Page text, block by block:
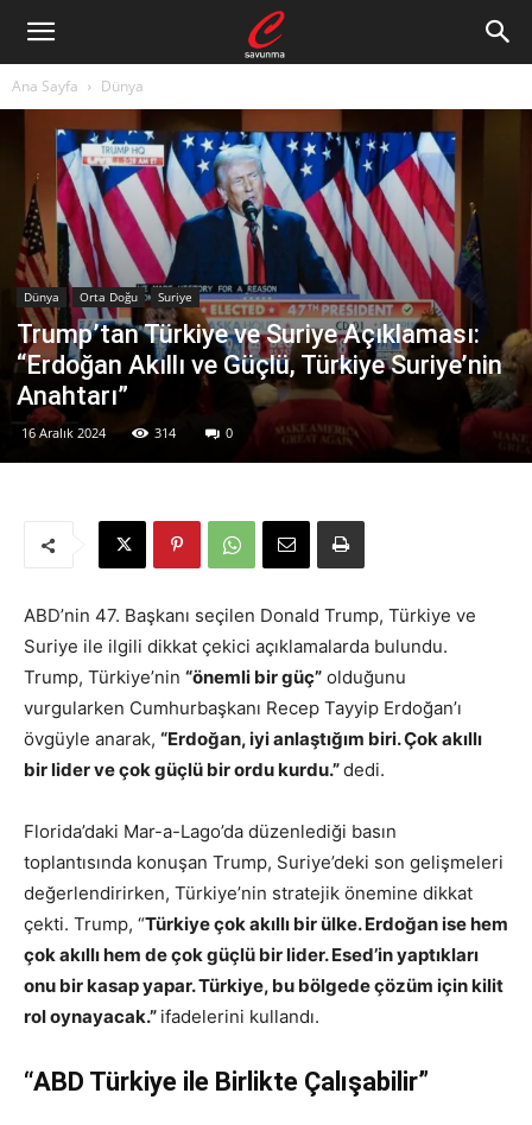
Ana Sayfa Dünya
Dünya Orta Doğu Suriye
Trump’tan Türkiye ve Suriye Açıklaması:
“Erdoğan Akıllı ve Güçlü, Türkiye Suriye’nin
Anahtarı”
16 Aralık 2024 314 0
ABD’nin 47. Başkanı seçilen Donald Trump, Türkiye ve
Suriye ile ilgili dikkat çekici açıklamalarda bulundu.
Trump, Türkiye’nin “önemli bir güç” olduğunu
vurgularken Cumhurbaşkanı Recep Tayyip Erdoğan’ı
övgüyle anarak, “Erdoğan, iyi anlaştığım biri. Çok akıllı
bir lider ve çok güçlü bir ordu kurdu.”dedi.
Florida’daki Mar-a-Lago’da düzenlediği basın
toplantısında konuşan Trump, Suriye’deki son gelişmeleri
değerlendirirken, Türkiye’nin stratejik önemine dikkat
çekti. Trump, “Türkiye çok akıllı bir ülke. Erdoğan ise hem
çok akıllı hem de çok güçlü bir lider. Esed’in yaptıkları
onu bir kasap yapar. Türkiye, bu bölgede çözüm için kilit
rol oynayacak.” ifadelerini kullandı.
“ABD Türkiye ile Birlikte Çalışabilir”